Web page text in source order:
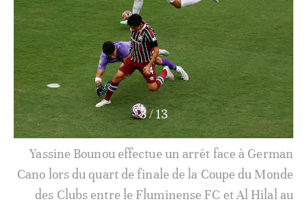
3/13
Yassine Bounou effectue un arrêt face à German
Cano lors du quart de finale de la Coupe du Monde
des Clubs entre le Fluminense FC et Al Hilal au